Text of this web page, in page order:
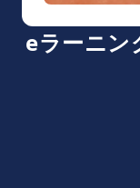
eラーニン